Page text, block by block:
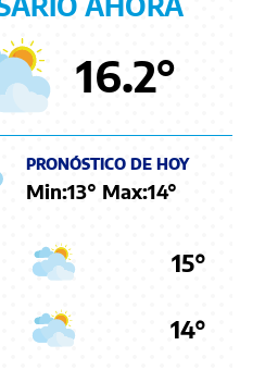
16.2°
PRONÓSTICO DE HOY
Min:13° Max:14°
15°
14°